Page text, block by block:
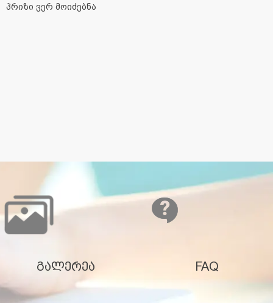
პრიზი ვერ მოიძებნა
გალერეა FAQ